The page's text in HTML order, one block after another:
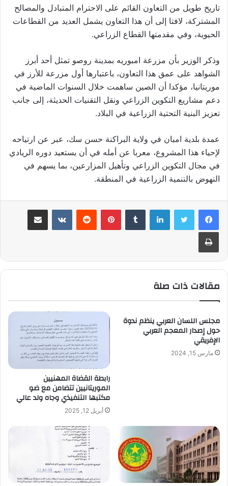
تاريخ طويل من التعاون القائم على الاحترام المتبادل والمصالح
المشتركة، لافتا إلى أن هذا التعاون يشمل العديد من القطاعات
الحيوية، وفي مقدمتها القطاع الزراعي.
وذكر الوزير بأن مزرعة امبوريه بمدينة روصو تمثل أحد أبرز
الشواهد على عمق هذا التعاون، باعتبارها أول مزرعة للأرز في
موريتانيا، مؤكدا أن الصين ساهمت خلال السنوات الماضية في
دعم مشاريع التكوين الزراعي ونقل التقنيات الحديثة، إلى جانب
تعزيز البنية التحتية الزراعية في البلاد.
عمدة بلدية امبان في ولاية البراكنة حسن سك، عبر عن ارتياحه
لإحياء هذا المشروع، معربا عن أمله في أن يستعيد دوره الريادي
في مجال التكوين الزراعي وتأهيل المزارعين، بما يسهم في
النهوض بالتنمية الزراعية في المنطقة.
لينكدإن بينتيريست مشاركة عبر البريد
طباعة
مقالات ذات صلة
مجلس اللسان العربي ينظم ندوة
حول إصدار المعجم العربي
الإفريقي
مارس 15, 2024
رابطة القضاة المهنيين
الموريتانيين تتضامن مع ضو
مكتبها التنفيذي وجاه ولد عالي
أبريل 12, 2025